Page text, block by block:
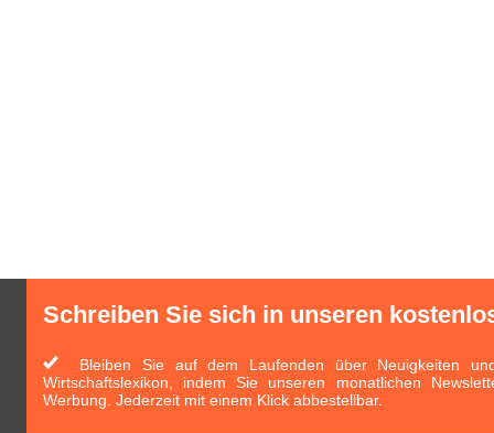
Schreiben Sie sich in unseren
Bleiben Sie auf dem Laufenden über Neuigkeiten
Wirtschaftslexikon, indem Sie unseren monatlichen
Werbung. Jederzeit mit einem Klick abbestellbar.